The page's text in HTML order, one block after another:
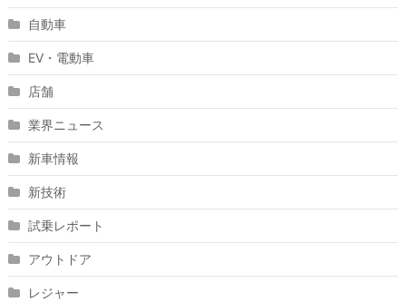
自動車
EV・電動車
店舗
業界ニュース
新車情報
新技術
試乗レポート
アウトドア
レジャー